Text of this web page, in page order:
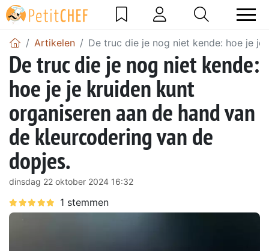
Artikelen De truc die je nog niet kende: hoe je
De truc die je nog niet kende:
hoe je je kruiden kunt
organiseren aan de hand van
de kleurcodering van de
dopjes.
dinsdag 22 oktober 2024 16:32